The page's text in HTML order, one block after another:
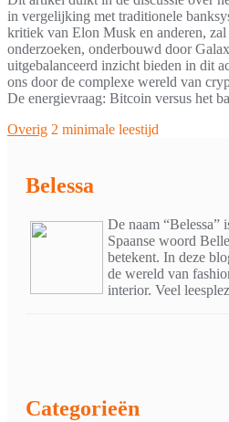
in vergelijking met traditionele
kritiek van Elon Musk en anderen,
onderzoeken, onderbouwd door
uitgebalanceerd inzicht bieden in dit
ons door de complexe wereld van
De energievraag: Bitcoin versus het
Overig 2 minimale leestijd
Belessa
De naam “Belessa”
Spaanse woord
betekent. In deze
de wereld van
interior. Veel
Categorieën